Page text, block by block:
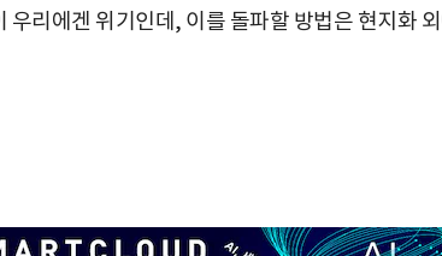
우리에겐 위기인데, 이를 돌파할 방법은 현지화